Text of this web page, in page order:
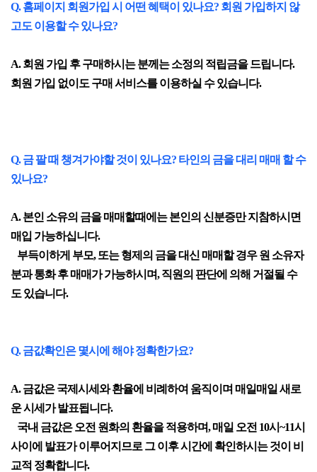
Q. 홈페이지 회원가입 시 어떤 혜택이 있나요? 회원 가입하지 않
고도 이용할 수 있나요?
A. 회원 가입 후 구매하시는 분께는 소정의 적립금을 드립니다.
회원 가입 없이도 구매 서비스를 이용하실 수 있습니다.
Q. 금 팔 때 챙겨가야할 것이 있나요? 타인의 금을 대리 매매 할 수
있나요?
A. 본인 소유의 금을 매매할때에는 본인의 신분증만 지참하시면
매입 가능하십니다.
부득이하게 부모, 또는 형제의 금을 대신 매매할 경우 원 소유자
분과 통화 후 매매가 가능하시며, 직원의 판단에 의해 거절될 수
도 있습니다.
Q. 금값확인은 몇시에 해야 정확한가요?
A. 금값은 국제시세와 환율에 비례하여 움직이며 매일매일 새로
운 시세가 발표됩니다.
국내 금값은 오전 원화의 환율을 적용하며, 매일 오전 10시~11시
사이에 발표가 이루어지므로 그 이후 시간에 확인하시는 것이 비
교적 정확합니다.